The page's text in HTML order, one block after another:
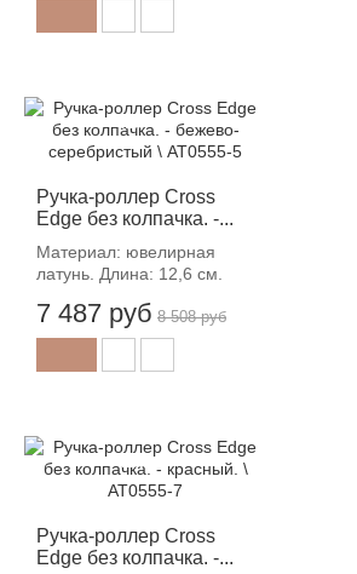
Ручка-роллер Cross
Edge без колпачка. -...
Материал: ювелирная
латунь. Длина: 12,6 см.
7 487 руб
-12%
8 508 руб
Ручка-роллер Cross
Edge без колпачка. -...
-12%